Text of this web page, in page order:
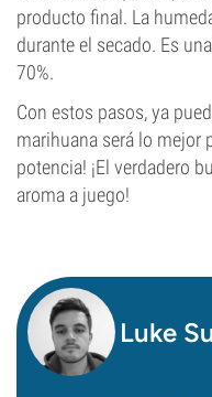
producto final. La
durante el secado. Es
70%.
Con estos pasos, ya
marihuana será lo mejor
potencia! ¡El verdadero
aroma a juego!
Luke